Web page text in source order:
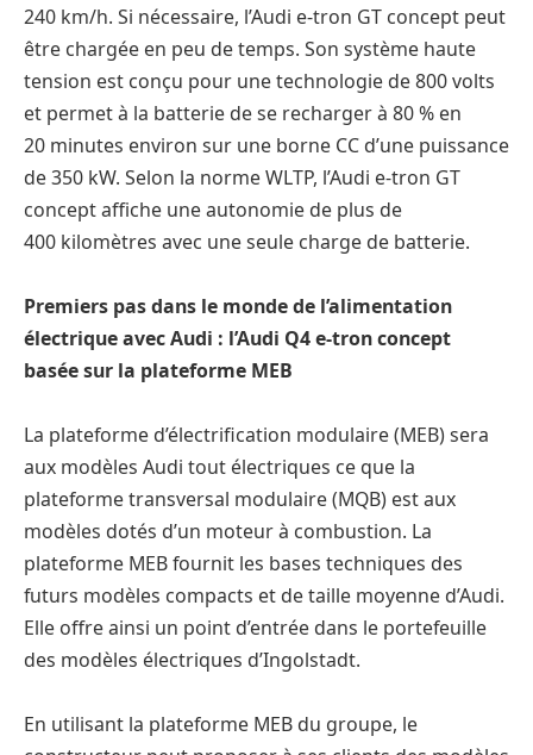
240 km/h. Si nécessaire, l’Audi e-tron GT concept peut
être chargée en peu de temps. Son système haute
tension est conçu pour une technologie de 800 volts
et permet à la batterie de se recharger à 80 % en
20 minutes environ sur une borne CC d’une puissance
de 350 kW. Selon la norme WLTP, l’Audi e-tron GT
concept affiche une autonomie de plus de
400 kilomètres avec une seule charge de batterie.
Premiers pas dans le monde de l’alimentation
électrique avec Audi : l’Audi Q4 e-tron concept
basée sur la plateforme MEB
La plateforme d’électrification modulaire (MEB) sera
aux modèles Audi tout électriques ce que la
plateforme transversal modulaire (MQB) est aux
modèles dotés d’un moteur à combustion. La
plateforme MEB fournit les bases techniques des
futurs modèles compacts et de taille moyenne d’Audi.
Elle offre ainsi un point d’entrée dans le portefeuille
des modèles électriques d’Ingolstadt.
En utilisant la plateforme MEB du groupe, le